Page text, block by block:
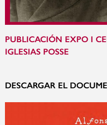
PUBLICACIÓN EXPO I
IGLESIAS POSSE
DESCARGAR EL